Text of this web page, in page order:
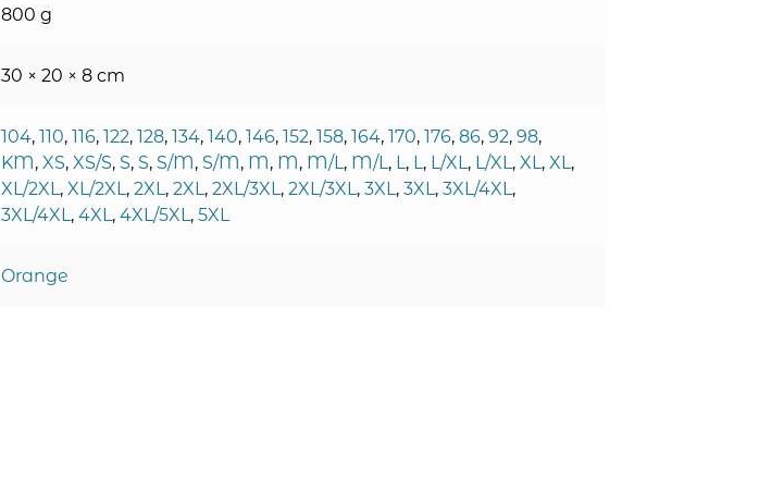
800 g
30 × 20 × 8 cm
104, 110, 116, 122, 128, 134, 140, 146, 152, 158, 164, 170, 176, 86, 92, 98,
KM, XS, XS/S, S, S, S/M, S/M, M, M, M/L , M/L , L , L , L/XL , L/XL , XL , XL ,
XL/2XL , XL/2XL , 2XL , 2XL , 2XL/3XL , 2XL/3XL , 3XL , 3XL , 3XL/4XL ,
3XL/4XL , 4XL , 4XL/5XL , 5XL
Orange